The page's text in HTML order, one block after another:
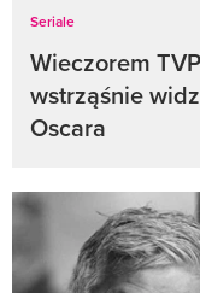
Seriale
Wieczorem
wstrząśnie
Oscara